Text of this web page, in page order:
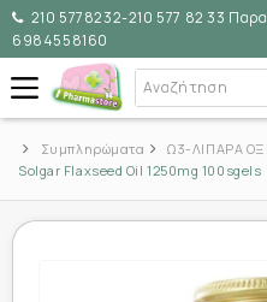
210 5778232-210 577 82 33
6984558160
Συμπληρώματα
Ω3-ΛΙΠΑΡΑ
Solgar Flaxseed Oil 1250mg 100sgels